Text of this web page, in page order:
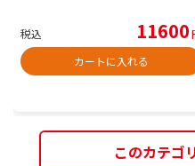
税込 11600
カートに入れる
このカテゴ